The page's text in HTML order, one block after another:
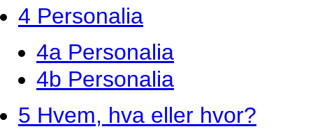
4 Personalia
4a Personalia
4b Personalia
5 Hvem, hva eller hvor?